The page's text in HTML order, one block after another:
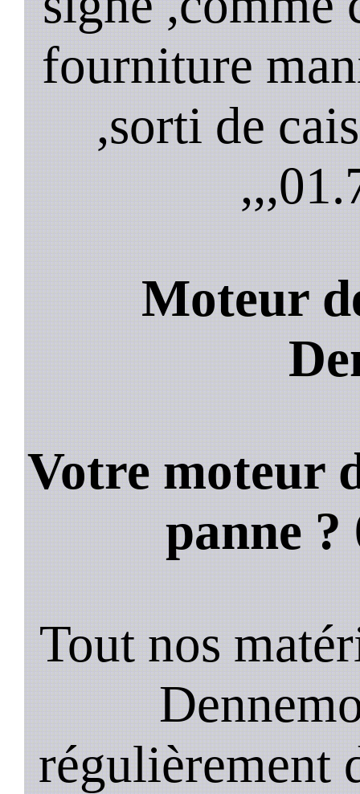
fourniture
,sorti de
,,,
Moteur
Votre moteur
panne ?
Tout nos
régulièrement